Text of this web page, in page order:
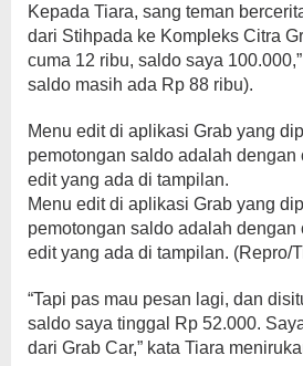
Kepada Tiara, sang teman
dari Stihpada ke Kompleks Citra
cuma 12 ribu, saldo saya
saldo masih ada Rp 88 ribu).
Menu edit di aplikasi Grab yang
pemotongan saldo adalah dengan
edit yang ada di tampilan.
Menu edit di aplikasi Grab yang
pemotongan saldo adalah dengan
edit yang ada di tampilan. (Repro/
“Tapi pas mau pesan lagi, dan
saldo saya tinggal Rp 52.000.
dari Grab Car,” kata Tiara